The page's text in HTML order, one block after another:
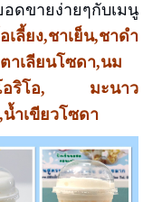
อดขายง่ายๆกับเมนู
ลี้ยง,ชาเย็น,ชาดำ
าเลียนโซดา,นม
ตโอริโอ, มะนาว
ำเขียวโซดา